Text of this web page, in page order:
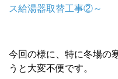
ス給湯器取替工事②～
今回の様に、特に冬場の
うと大変不便です。